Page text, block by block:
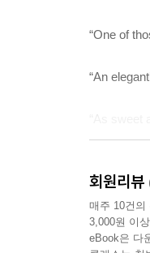
“One of
“An
From the
회원리뷰
매주 10건의
3,000원 이
eBook은 다